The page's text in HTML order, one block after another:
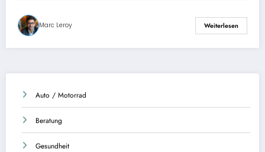
Marc Leroy Weiterlesen
Auto / Motorrad
Beratung
Gesundheit